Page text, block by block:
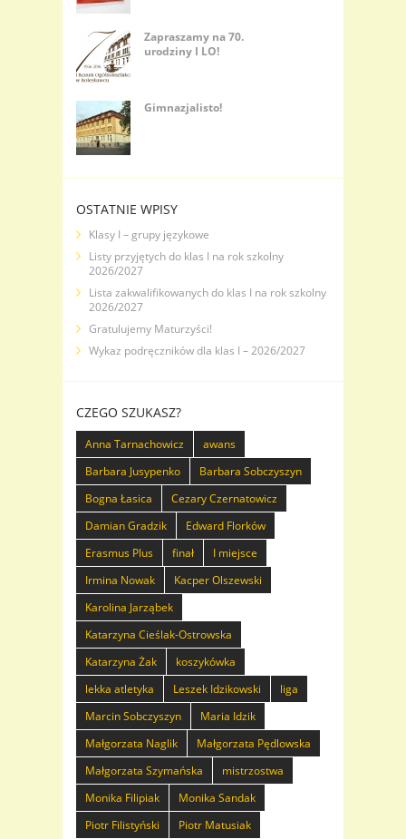
Zapraszamy na 70.
urodziny I LO!
Gimnazjalisto!
OSTATNIE WPISY
Klasy I – grupy językowe
Listy przyjętych do klas I na rok szkolny
2026/2027
Lista zakwalifikowanych do klas I na rok szkolny
2026/2027
Gratulujemy Maturzyści!
Wykaz podręczników dla klas I – 2026/2027
CZEGO SZUKASZ?
Anna Tarnachowicz
awans
Barbara Jusypenko
Barbara Sobczyszyn
Bogna Łasica
Cezary Czernatowicz
Damian Gradzik
Edward Florków
Erasmus Plus
finał
I miejsce
Irmina Nowak
Kacper Olszewski
Karolina Jarząbek
Katarzyna Cieślak-Ostrowska
Katarzyna Żak
koszykówka
lekka atletyka
Leszek Idzikowski
liga
Marcin Sobczyszyn
Maria Idzik
Małgorzata Naglik
Małgorzata Pędlowska
Małgorzata Szymańska
mistrzostwa
Monika Filipiak
Monika Sandak
Piotr Filistyński
Piotr Matusiak